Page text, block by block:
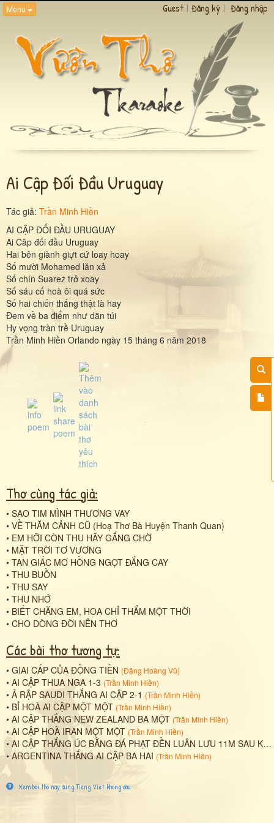
Menu Guest | Đăng ký | Đăng nhập
Ai Cập Đối Đầu Uruguay
Tác giả: Trần Minh Hiền
AI CẬP ĐỐI ĐẦU URUGUAY
Ai Câp đối đầu Uruguay
Hai bên giành giựt cứ loay hoay
Số mười Mohamed lăn xả
Số chín Suarez trở xoay
Số sáu cố hoà ôi quá sức
Số hai chiến thắng thật là hay
Đem về ba điểm như dằn túi
Hy vọng tràn trề Uruguay
Trần Minh Hiền Orlando ngày 15 tháng 6 năm 2018
Thơ cùng tác giả:
• SAO TIM MÌNH THƯƠNG VAY
• VỀ THĂM CẢNH CŨ (Hoạ Thơ Bà Huyện Thanh Quan)
• EM HỠI CÒN THU HÃY GẮNG CHỜ
• MẶT TRỜI TƠ VƯƠNG
• TAN GIẤC MƠ HỒNG NGỌT ĐẮNG CAY
• THU BUỒN
• THU SAY
• THU NHỚ
• BIẾT CHĂNG EM, HOA CHỈ THẮM MỘT THỜI
• CHO DÒNG ĐỜI NÊN THƠ
Các bài thơ tương tự:
• GIAI CẤP CỦA ĐỒNG TIỀN (Đặng Hoàng Vũ)
• AI CẬP THUA NGA 1-3 (Trần Minh Hiền)
• Ả RẬP SAUDI THẮNG AI CẬP 2-1 (Trần Minh Hiền)
• BỈ HOÀ AI CẬP MỘT MỘT (Trần Minh Hiền)
• AI CẬP THẮNG NEW ZEALAND BA MỘT (Trần Minh Hiền)
•AI CẬP HOÀ IRAN MỘT MỘT (Trần Minh Hiền)
• AI CẬP THẮNG ÚC BẰNG ĐÁ PHẠT ĐỀN LUÂN LƯU 11M SAU KHI HOÀ MỘT MỘT SAU 120 PHÚT
•ARGENTINA THẮNG AI CẬP BA HAI (Trần Minh Hiền)
Xem bai tho nay dung Tieng Viet khong dau